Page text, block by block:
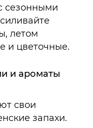
сезонными
летом
и цветочные.
и ароматы
свои
запахи.